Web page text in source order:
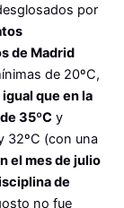
por
de Madrid
de 20ºC,
que en la
35ºC y
32ºC (con una
el mes de julio
de
no fue